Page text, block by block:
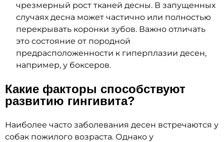
чрезмерный рост тканей десны. В запущенных
случаях десна может частично или полностью
перекрывать коронки зубов. Важно отличать
это состояние от породной
предрасположенности к гиперплазии десен,
например, у боксеров.
Какие факторы способствуют
развитию гингивита?
Наиболее часто заболевания десен встречаются у
собак пожилого возраста. Однако у